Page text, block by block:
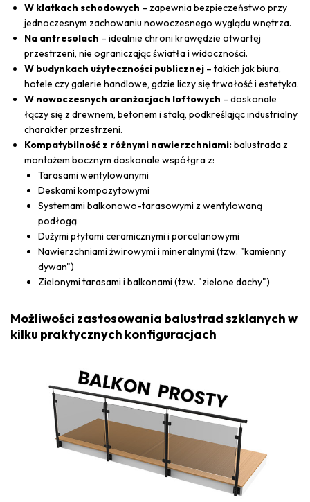
W klatkach schodowych – zapewnia bezpieczeństwo przy
jednoczesnym zachowaniu nowoczesnego wyglądu wnętrza.
Na antresolach – idealnie chroni krawędzie otwartej
przestrzeni, nie ograniczając światła i widoczności.
W budynkach użyteczności publicznej – takich jak biura,
hotele czy galerie handlowe, gdzie liczy się trwałość i estetyka.
W nowoczesnych aranżacjach loftowych – doskonale
łączy się z drewnem, betonem i stalą, podkreślając industrialny
charakter przestrzeni.
Kompatybilność z różnymi nawierzchniami:balustrada z
montażem bocznym doskonale współgra z:
Tarasami wentylowanymi
Deskami kompozytowymi
Systemami balkonowo-tarasowymi z wentylowaną
podłogą
Dużymi płytami ceramicznymi i porcelanowymi
Nawierzchniami żwirowymi i mineralnymi (tzw. "kamienny
dywan")
Zielonymi tarasami i balkonami (tzw. "zielone dachy")
Możliwości zastosowania balustrad szklanych w
kilku praktycznych konfiguracjach